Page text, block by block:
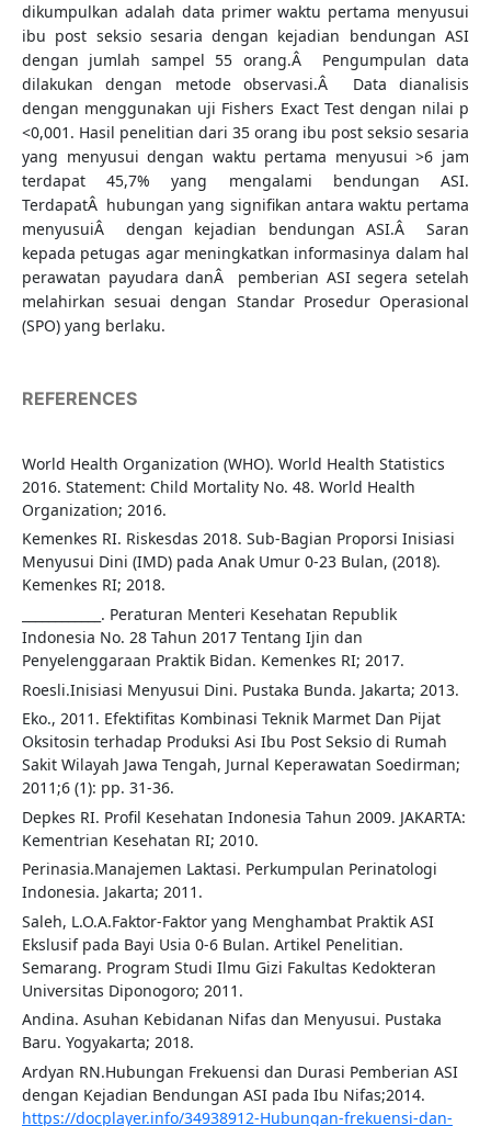
dikumpulkan adalah data primer waktu pertama menyusui
ibu post seksio sesaria dengan kejadian bendungan ASI
dengan jumlah sampel 55 orang.Â Pengumpulan data
dilakukan dengan metode observasi.Â Data dianalisis
dengan menggunakan uji Fishers Exact Test dengan nilai p
<0,001. Hasil penelitian dari 35 orang ibu post seksio sesaria
yang menyusui dengan waktu pertama menyusui >6 jam
terdapat 45,7% yang mengalami bendungan ASI.
TerdapatÂ hubungan yang signifikan antara waktu pertama
menyusuiÂ dengan kejadian bendungan ASI.Â Saran
kepada petugas agar meningkatkan informasinya dalam hal
perawatan payudara danÂ pemberian ASI segera setelah
melahirkan sesuai dengan Standar Prosedur Operasional
(SPO) yang berlaku.
REFERENCES
World Health Organization (WHO). World Health Statistics
2016. Statement: Child Mortality No. 48. World Health
Organization; 2016.
Kemenkes RI. Riskesdas 2018. Sub-Bagian Proporsi Inisiasi
Menyusui Dini (IMD) pada Anak Umur 0-23 Bulan, (2018).
Kemenkes RI; 2018.
____________. Peraturan Menteri Kesehatan Republik
Indonesia No. 28 Tahun 2017 Tentang Ijin dan
Penyelenggaraan Praktik Bidan. Kemenkes RI; 2017.
Roesli.Inisiasi Menyusui Dini. Pustaka Bunda. Jakarta; 2013.
Eko., 2011. Efektifitas Kombinasi Teknik Marmet Dan Pijat
Oksitosin terhadap Produksi Asi Ibu Post Seksio di Rumah
Sakit Wilayah Jawa Tengah, Jurnal Keperawatan Soedirman;
2011;6 (1): pp. 31-36.
Depkes RI. Profil Kesehatan Indonesia Tahun 2009. JAKARTA:
Kementrian Kesehatan RI; 2010.
Perinasia.Manajemen Laktasi. Perkumpulan Perinatologi
Indonesia. Jakarta; 2011.
Saleh, L.O.A.Faktor-Faktor yang Menghambat Praktik ASI
Ekslusif pada Bayi Usia 0-6 Bulan. Artikel Penelitian.
Semarang. Program Studi Ilmu Gizi Fakultas Kedokteran
Universitas Diponogoro; 2011.
Andina. Asuhan Kebidanan Nifas dan Menyusui. Pustaka
Baru. Yogyakarta; 2018.
Ardyan RN.Hubungan Frekuensi dan Durasi Pemberian ASI
dengan Kejadian Bendungan ASI pada Ibu Nifas;2014.
https://docplayer.info/34938912-Hubungan-frekuensi-dan-